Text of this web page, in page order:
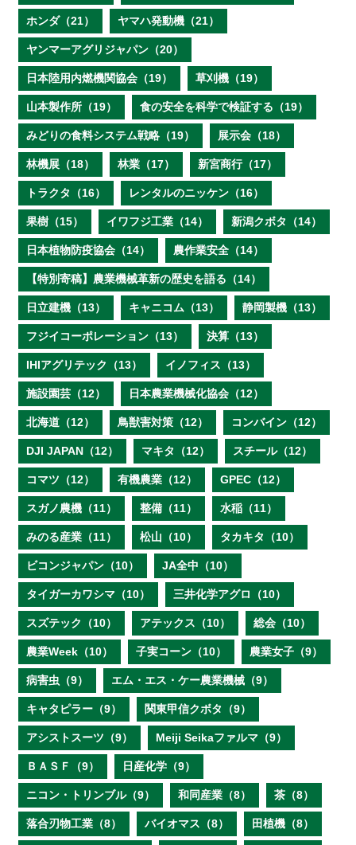
ホンダ（21） ヤマハ発動機（21）
ヤンマーアグリジャパン（20）
日本陸用内燃機関協会（19） 草刈機（19）
山本製作所（19） 食の安全を科学で検証する（19）
みどりの食料システム戦略（19） 展示会（18）
林機展（18） 林業（17） 新宮商行（17）
トラクタ（16） レンタルのニッケン（16）
果樹（15） イワフジ工業（14） 新潟クボタ（14）
日本植物防疫協会（14） 農作業安全（14）
【特別寄稿】農業機械革新の歴史を語る（14）
日立建機（13） キャニコム（13） 静岡製機（13）
フジイコーポレーション（13） 決算（13）
IHIアグリテック（13） イノフィス（13）
施設園芸（12） 日本農業機械化協会（12）
北海道（12） 鳥獣害対策（12） コンバイン（12）
DJI JAPAN（12） マキタ（12） スチール（12）
コマツ（12） 有機農業（12） GPEC（12）
スガノ農機（11） 整備（11） 水稲（11）
みのる産業（11） 松山（10） タカキタ（10）
ビコンジャパン（10） JA全中（10）
タイガーカワシマ（10） 三井化学アグロ（10）
スズテック（10） アテックス（10） 総会（10）
農業Week（10） 子実コーン（10） 農業女子（9）
病害虫（9） エム・エス・ケー農業機械（9）
キャタピラー（9） 関東甲信クボタ（9）
アシストスーツ（9） Meiji Seikaファルマ（9）
ＢＡＳＦ（9） 日産化学（9）
ニコン・トリンブル（9） 和同産業（8） 茶（8）
落合刃物工業（8） バイオマス（8） 田植機（8）